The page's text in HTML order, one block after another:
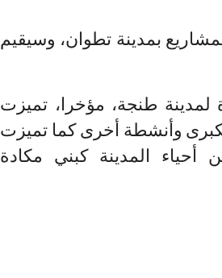
بمدينة تطوان، وسيقيم
طنجة، مؤخرا، تميزت
وأنشطة أخرى كما تميزت
أحياء المدينة كبني مكادة